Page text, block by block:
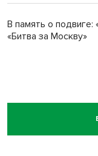
В память о
«Битва за Москву»